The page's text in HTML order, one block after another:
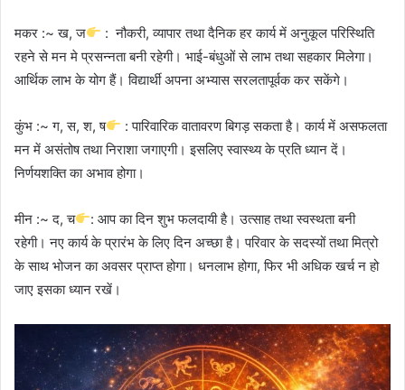
मकर :~ ख, ज
: नौकरी, व्यापार तथा दैनिक हर कार्य में अनुकूल परिस्थिति
रहने से मन मे प्रसन्नता बनी रहेगी। भाई-बंधुओं से लाभ तथा सहकार मिलेगा।
आर्थिक लाभ के योग हैं। विद्यार्थी अपना अभ्यास सरलतापूर्वक कर सकेंगे।
कुंभ :~ ग, स, श, ष
: पारिवारिक वातावरण बिगड़ सकता है। कार्य में असफलता
मन में असंतोष तथा निराशा जगाएगी। इसलिए स्वास्थ्य के प्रति ध्यान दें।
निर्णयशक्ति का अभाव होगा।
मीन :~ द, च
: आप का दिन शुभ फलदायी है। उत्साह तथा स्वस्थता बनी
रहेगी। नए कार्य के प्रारंभ के लिए दिन अच्छा है। परिवार के सदस्यों तथा मित्रो
के साथ भोजन का अवसर प्राप्त होगा। धनलाभ होगा, फिर भी अधिक खर्च न हो
जाए इसका ध्यान रखें।